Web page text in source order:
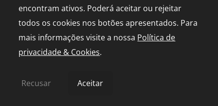
encontram ativos. Poderá aceitar ou rejeitar
todos os cookies nos botões apresentados. Para
mais informações visite a nossa Política de
privacidade & Cookies.
Recusar Aceitar